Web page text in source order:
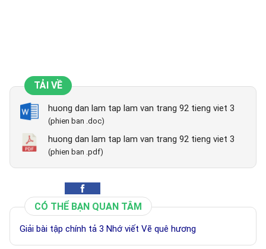
TẢI VỀ
huong dan lam tap lam van trang 92 tieng viet 3
(phien ban .doc)
huong dan lam tap lam van trang 92 tieng viet 3
(phien ban .pdf)
CÓ THỂ BẠN QUAN TÂM
Giải bài tập chính tả 3 Nhớ viết Vẽ quê hương